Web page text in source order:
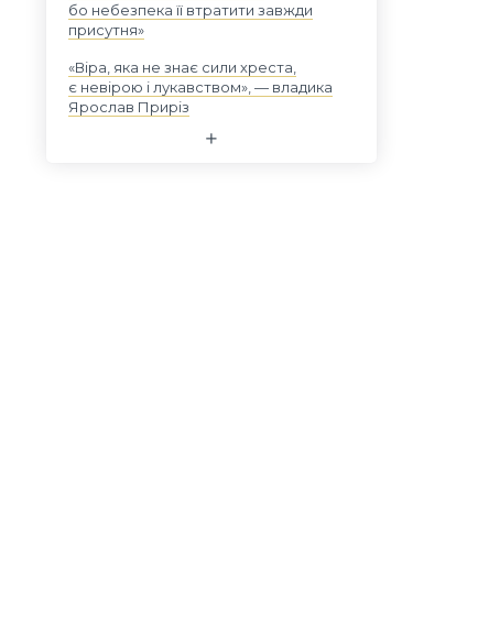
бо небезпека її втратити завжди
присутня»
«Віра, яка не знає сили хреста,
є невірою і лукавством», — владика
Ярослав Приріз